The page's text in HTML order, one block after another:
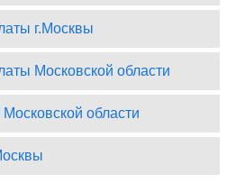
г.Москвы
Московской области
области